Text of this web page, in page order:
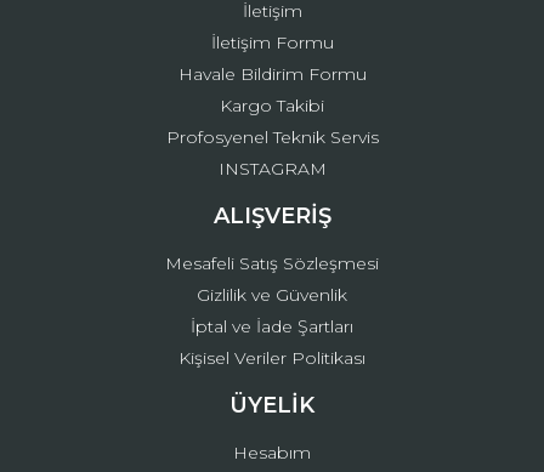
Gönder
İletişim
İletişim Formu
Havale Bildirim Formu
Kargo Takibi
Profosyenel Teknik Servis
INSTAGRAM
ALIŞVERİŞ
Mesafeli Satış Sözleşmesi
Gizlilik ve Güvenlik
İptal ve İade Şartları
Kişisel Veriler Politikası
ÜYELİK
Hesabım